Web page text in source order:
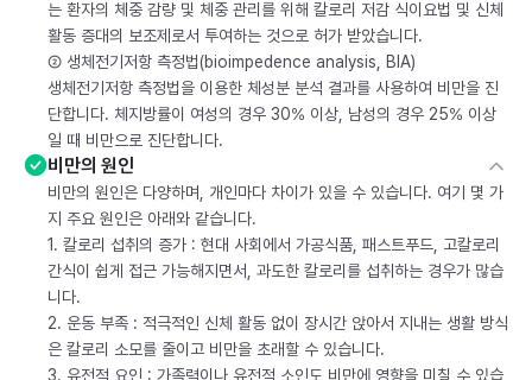
는 환자의 체중 감량 및 체중 관리를 위해 칼로리 저감 식이요법 및 신체
활동 증대의 보조제로서 투여하는 것으로 허가 받았습니다.
② 생체전기저항 측정법(bioimpedence analysis, BIA)
생체전기저항 측정법을 이용한 체성분 분석 결과를 사용하여 비만을 진
단합니다. 체지방률이 여성의 경우 30% 이상, 남성의 경우 25% 이상
일 때 비만으로 진단합니다.
비만의 원인
비만의 원인은 다양하며, 개인마다 차이가 있을 수 있습니다. 여기 몇 가
지 주요 원인은 아래와 같습니다.
1. 칼로리 섭취의 증가 : 현대 사회에서 가공식품, 패스트푸드, 고칼로리
간식이 쉽게 접근 가능해지면서, 과도한 칼로리를 섭취하는 경우가 많습
니다.
2. 운동 부족 : 적극적인 신체 활동 없이 장시간 앉아서 지내는 생활 방식
은 칼로리 소모를 줄이고 비만을 초래할 수 있습니다.
3. 유전적 요인 : 가족력이나 유전적 소인도 비만에 영향을 미칠 수 있습